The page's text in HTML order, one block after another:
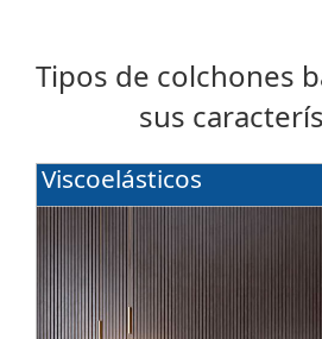
Tipos de colchones
sus
Viscoelásticos